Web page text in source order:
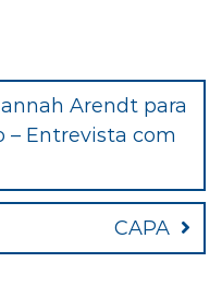
Arendt para
– Entrevista com
CAPA